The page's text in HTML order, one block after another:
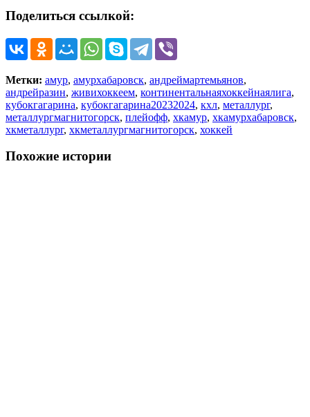
Поделиться ссылкой:
Метки: амур, амурхабаровск, андреймартемьянов,
андрейразин, живихоккеем, континентальнаяхоккейнаялига,
кубокгагарина, кубокгагарина20232024, кхл, металлург,
металлургмагнитогорск, плейофф, хкамур, хкамурхабаровск,
хкметаллург, хкметаллургмагнитогорск, хоккей
Похожие истории